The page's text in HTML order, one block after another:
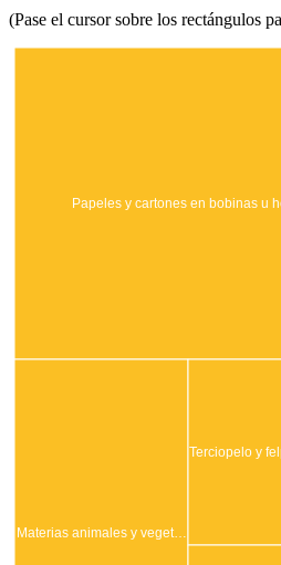
(Pase el cursor sobre los rectángulos
Papeles y cartones en bobinas u
Materias animales y veget…
Terciopelo y